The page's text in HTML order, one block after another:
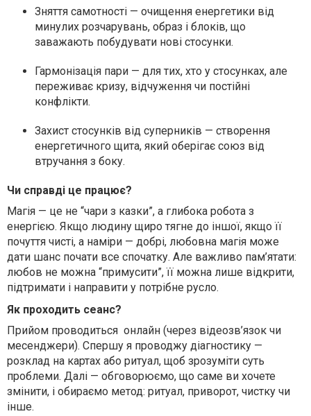
Зняття самотності — очищення енергетики від
минулих розчарувань, образ і блоків, що
заважають побудувати нові стосунки.
Гармонізація пари — для тих, хто у стосунках, але
переживає кризу, відчуження чи постійні
конфлікти.
Захист стосунків від суперників — створення
енергетичного щита, який оберігає союз від
втручання з боку.
Чи справді це працює?
Магія — це не “чари з казки”, а глибока робота з
енергією. Якщо людину щиро тягне до іншої, якщо її
почуття чисті, а наміри — добрі, любовна магія може
дати шанс почати все спочатку. Але важливо пам’ятати:
любов не можна “примусити”, її можна лише відкрити,
підтримати і направити у потрібне русло.
Як проходить сеанс?
Прийом проводиться онлайн (через відеозв’язок чи
месенджери). Спершу я проводжу діагностику —
розклад на картах або ритуал, щоб зрозуміти суть
проблеми. Далі — обговорюємо, що саме ви хочете
змінити, і обираємо метод: ритуал, приворот, чистку чи
інше.